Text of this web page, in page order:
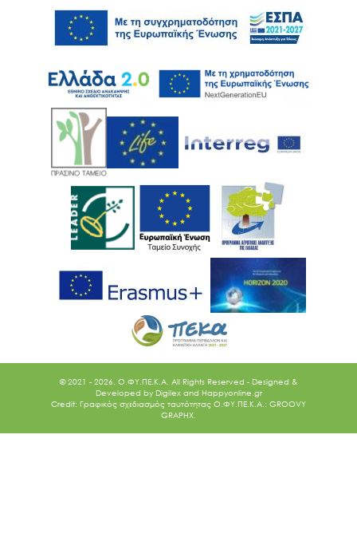
© 2021 - 2026. O.ΦΥ.ΠΕ.Κ.Α. All Rights Reserved - Designed &
Developed by Digilex and Happyonline.gr
Credit: Γραφικός σχεδιασμός ταυτότητας Ο.ΦΥ.ΠΕ.Κ.Α.: GROOVY
GRAPHX.